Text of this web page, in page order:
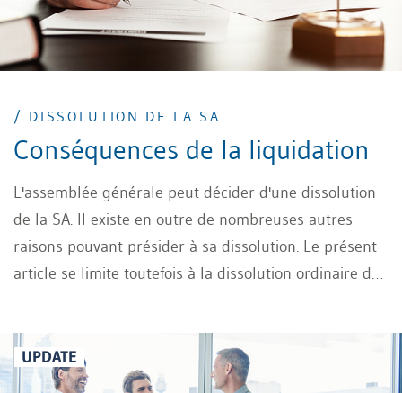
/ DISSOLUTION DE LA SA
Conséquences de la liquidation
L'assemblée générale peut décider d'une dissolution
de la SA. Il existe en outre de nombreuses autres
raisons pouvant présider à sa dissolution. Le présent
article se limite toutefois à la dissolution ordinaire de
pas des titres intermédiés, ne sont plus autorisées
depuis le 1er mai 2021.
UPDATE